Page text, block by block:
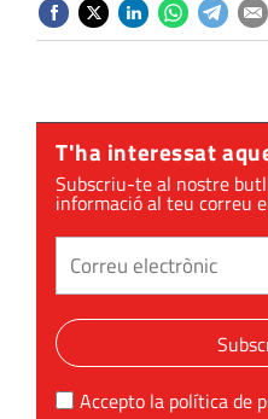
T'ha interessat
Subscriu-te al nostre
informació al teu correu
Accepto la política de